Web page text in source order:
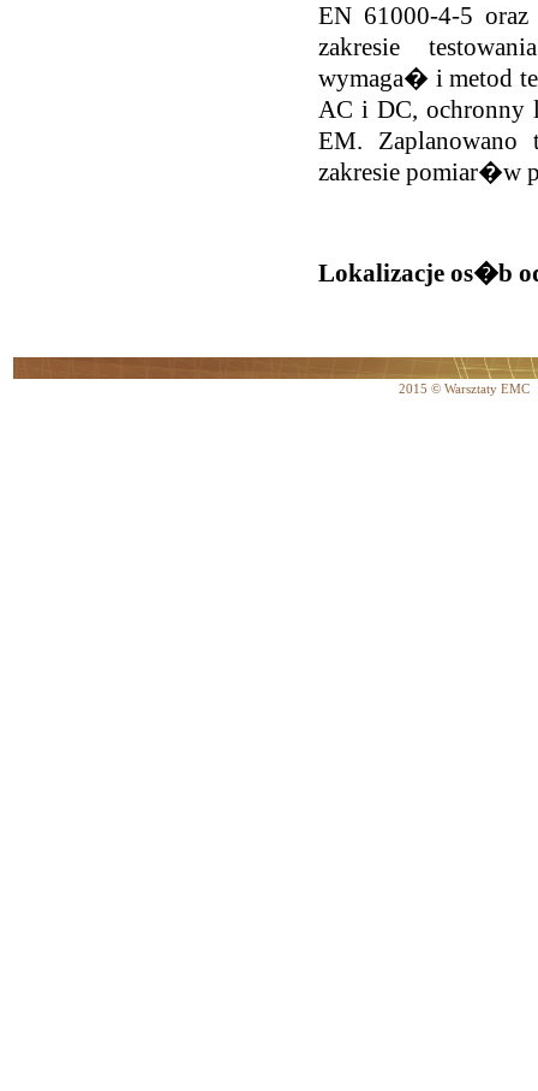
EN 61000-4-5
zakresie
wymaga� i metod
AC i DC, ochronny
EM.
zakresie pomiar�w
Lokalizacje os�b
2015 © Warsztaty